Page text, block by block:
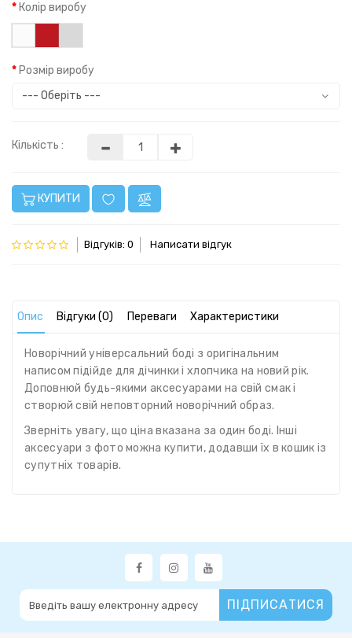
Колір виробу
Розмір виробу
Кількість :
КУПИТИ
Відгуків: 0 Написати відгук
Опис Відгуки (0) Переваги Характеристики
Новорічний універсальний боді з оригінальним
написом підійде для дічинки і хлопчика на новий рік.
Доповнюй будь-якими аксесуарами на свій смак і
створюй свій неповторний новорічний образ.
Зверніть увагу, що ціна вказана за один боді. Інші
аксесуари з фото можна купити, додавши їх в кошик із
супутніх товарів.
ПІДПИСАТИСЯ